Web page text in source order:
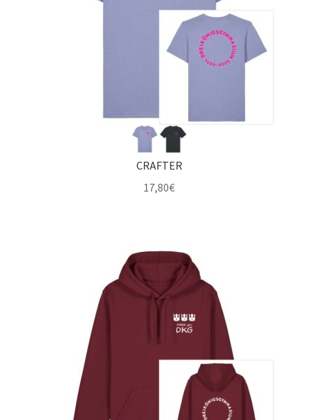
CRAFTER
17,80€